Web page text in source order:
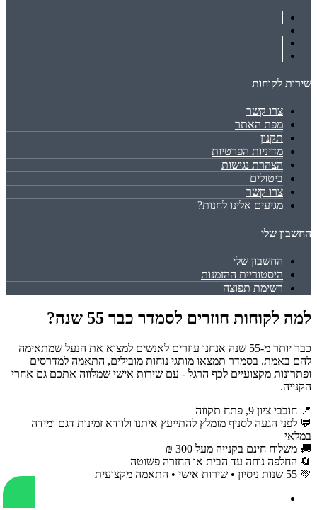
שירות לקוחות
צרו קשר
מפת האתר
תקנון
מדיניות הפרטיות
הצהרת נגישות
ביטולים
צרו קשר
מגיעים אלינו לחנות?
החשבון שלי
החשבון שלי
היסטוריית ההזמנות
רשימת תפוצה
למה לקוחות חוזרים לסמדר כבר 55 שנה?
כבר יותר מ-55 שנה אנחנו עוזרים לאנשים למצוא את הנעל שמתאימה
להם באמת. בסמדר תמצאו מותגי נוחות מובילים, התאמה למדרסים
ופתרונות מקצועיים לכף הרגל - עם שירות אישי שמלווה אתכם גם אחרי
הקנייה.
📍 חובבי ציון 9, פתח תקווה
💬 לפני הגעה לסניף מומלץ להתייעץ איתנו ולוודא זמינות דגם ומידה
במלאי
🚚 משלוח חינם בקנייה מעל 300 ₪
🔄 החלפה נוחה עד הבית או החזרה פשוטה
💚 55 שנות ניסיון • שירות אישי • התאמה מקצועית